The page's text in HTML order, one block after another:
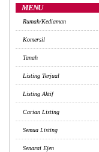
MENU
Rumah/Kediaman
Komersil
Tanah
Listing Terjual
Listing Aktif
Carian Listing
Semua Listing
Senarai Ejen